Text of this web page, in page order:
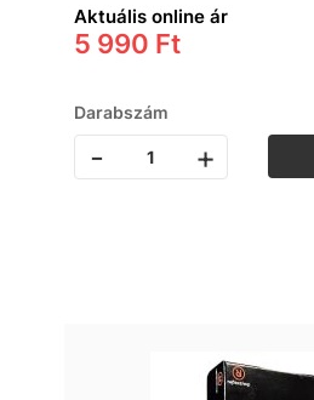
Aktuális online ár
5 990 Ft
Darabszám
- +